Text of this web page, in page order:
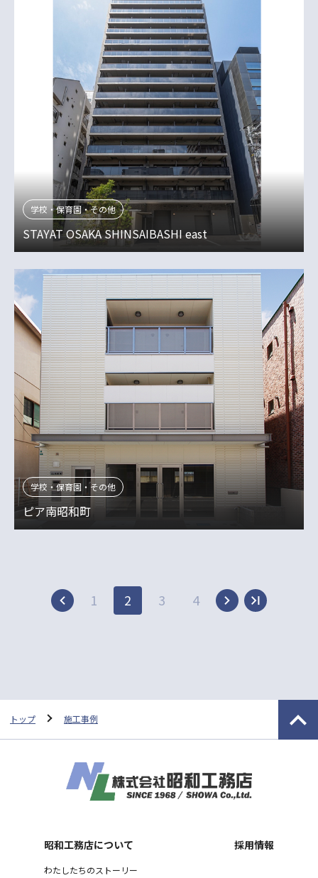
学校・保育園・その他
STAYAT OSAKA SHINSAIBASHI east
学校・保育園・その他
ピア南昭和町
1 2 3 4
トップ 施工事例
昭和工務店について
わたしたちのストーリー
採用情報